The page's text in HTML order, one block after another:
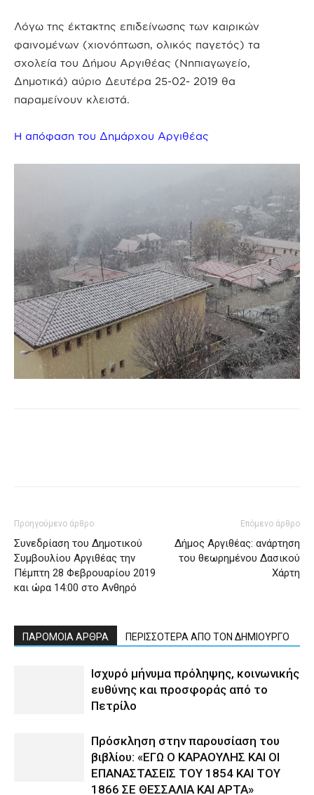
Λόγω της έκτακτης επιδείνωσης των καιρικών
φαινομένων (χιονόπτωση, ολικός παγετός) τα
σχολεία του Δήμου Αργιθέας (Νηπιαγωγείο,
Δημοτικά) αύριο Δευτέρα 25-02- 2019 θα
παραμείνουν κλειστά.
Η απόφαση του Δημάρχου Αργιθέας
Προηγούμενο άρθρο
Συνεδρίαση του Δημοτικού
Συμβουλίου Αργιθέας την
Πέμπτη 28 Φεβρουαρίου 2019
και ώρα 14:00 στο Ανθηρό
Επόμενο άρθρο
Δήμος Αργιθέας: ανάρτηση
του θεωρημένου Δασικού
Χάρτη
ΠΑΡΟΜΟΙΑ ΑΡΘΡΑ ΠΕΡΙΣΣΟΤΕΡΑ ΑΠΟ ΤΟΝ ΔΗΜΙΟΥΡΓΟ
Ισχυρό μήνυμα πρόληψης, κοινωνικής
ευθύνης και προσφοράς από το
Πετρίλο
Πρόσκληση στην παρουσίαση του
βιβλίου: «ΕΓΩ Ο ΚΑΡΑΟΥΛΗΣ ΚΑΙ ΟΙ
ΕΠΑΝΑΣΤΑΣΕΙΣ ΤΟΥ 1854 ΚΑΙ ΤΟΥ
1866 ΣΕ ΘΕΣΣΑΛΙΑ ΚΑΙ ΑΡΤΑ»